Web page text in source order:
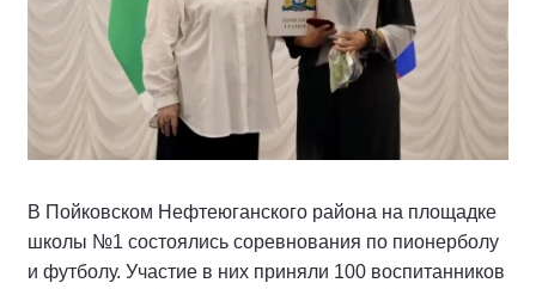
В Пойковском Нефтеюганского района на площадке
школы №1 состоялись соревнования по пионерболу
и футболу. Участие в них приняли 100 воспитанников